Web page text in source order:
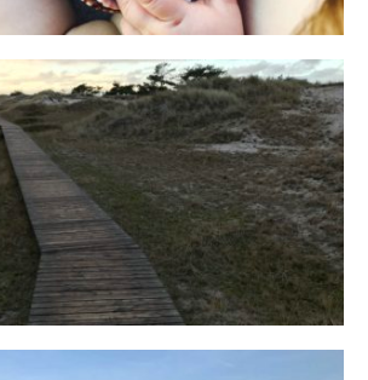
Fischland
12. FEBRUAR 2019